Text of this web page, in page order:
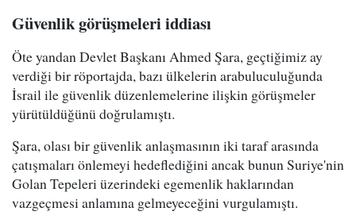
Güvenlik görüşmeleri iddiası
Öte yandan Devlet Başkanı Ahmed Şara, geçtiğimiz ay
verdiği bir röportajda, bazı ülkelerin arabuluculuğunda
İsrail ile güvenlik düzenlemelerine ilişkin görüşmeler
yürütüldüğünü doğrulamıştı.
Şara, olası bir güvenlik anlaşmasının iki taraf arasında
çatışmaları önlemeyi hedeflediğini ancak bunun Suriye'nin
Golan Tepeleri üzerindeki egemenlik haklarından
vazgeçmesi anlamına gelmeyeceğini vurgulamıştı.